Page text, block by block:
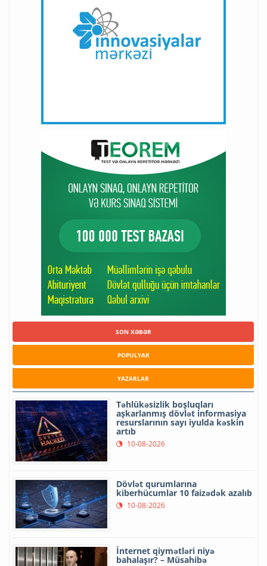
SON XƏBƏR
POPULYAR
YAZARLAR
Təhlükəsizlik boşluqları
aşkarlanmış dövlət informasiya
resurslarının sayı iyulda kəskin
artıb
10-08-2026
Dövlət qurumlarına
kiberhücumlar 10 faizədək azalıb
10-08-2026
İnternet qiymətləri niyə
bahalaşır? – Müsahibə